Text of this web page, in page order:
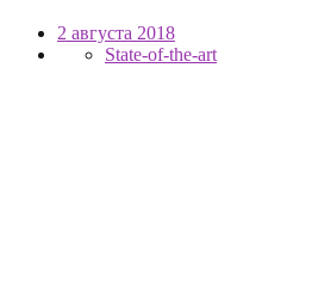
2 августа 2018
State-of-the-art